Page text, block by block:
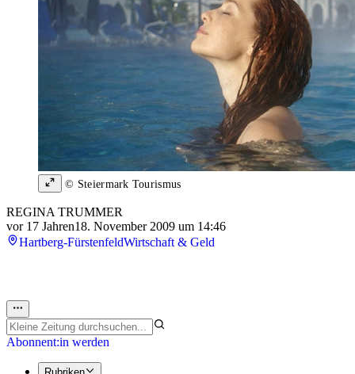
© Steiermark Tourismus
REGINA TRUMMER
vor 17 Jahren18. November 2009 um 14:46
Hartberg-FürstenfeldWirtschaft & Geld
Abonnent:in werden